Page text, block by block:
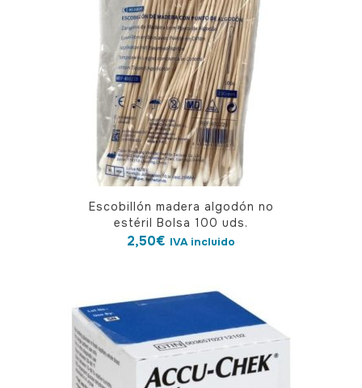
Escobillón madera algodón no
estéril Bolsa 100 uds.
2,50€ IVA incluido